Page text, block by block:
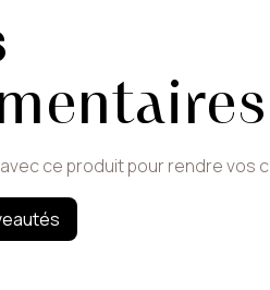
ce produit pour rendre vos